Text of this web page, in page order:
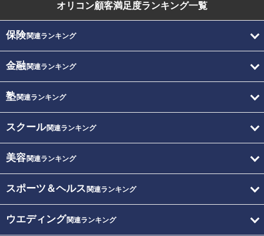
オリコン顧客満足度ランキング一覧
保険関連ランキング
金融関連ランキング
塾関連ランキング
スクール関連ランキング
美容関連ランキング
スポーツ＆ヘルス 関連ランキング
ウエディング関連ランキング